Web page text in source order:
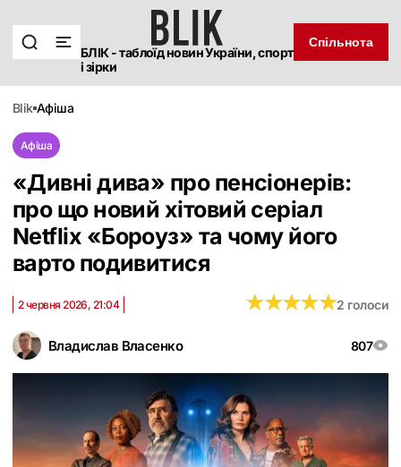
БЛІК - таблоїд новин України, спорт
і зірки
Спільнота
blik афіша
Афіша
«Дивні дива» про пенсіонерів:
про що новий хітовий серіал
Netflix «Бороуз» та чому його
варто подивитися
Владислав Власенко 807
2 червня 2026, 21:04 ★★★★★
★★★★★2 голоси